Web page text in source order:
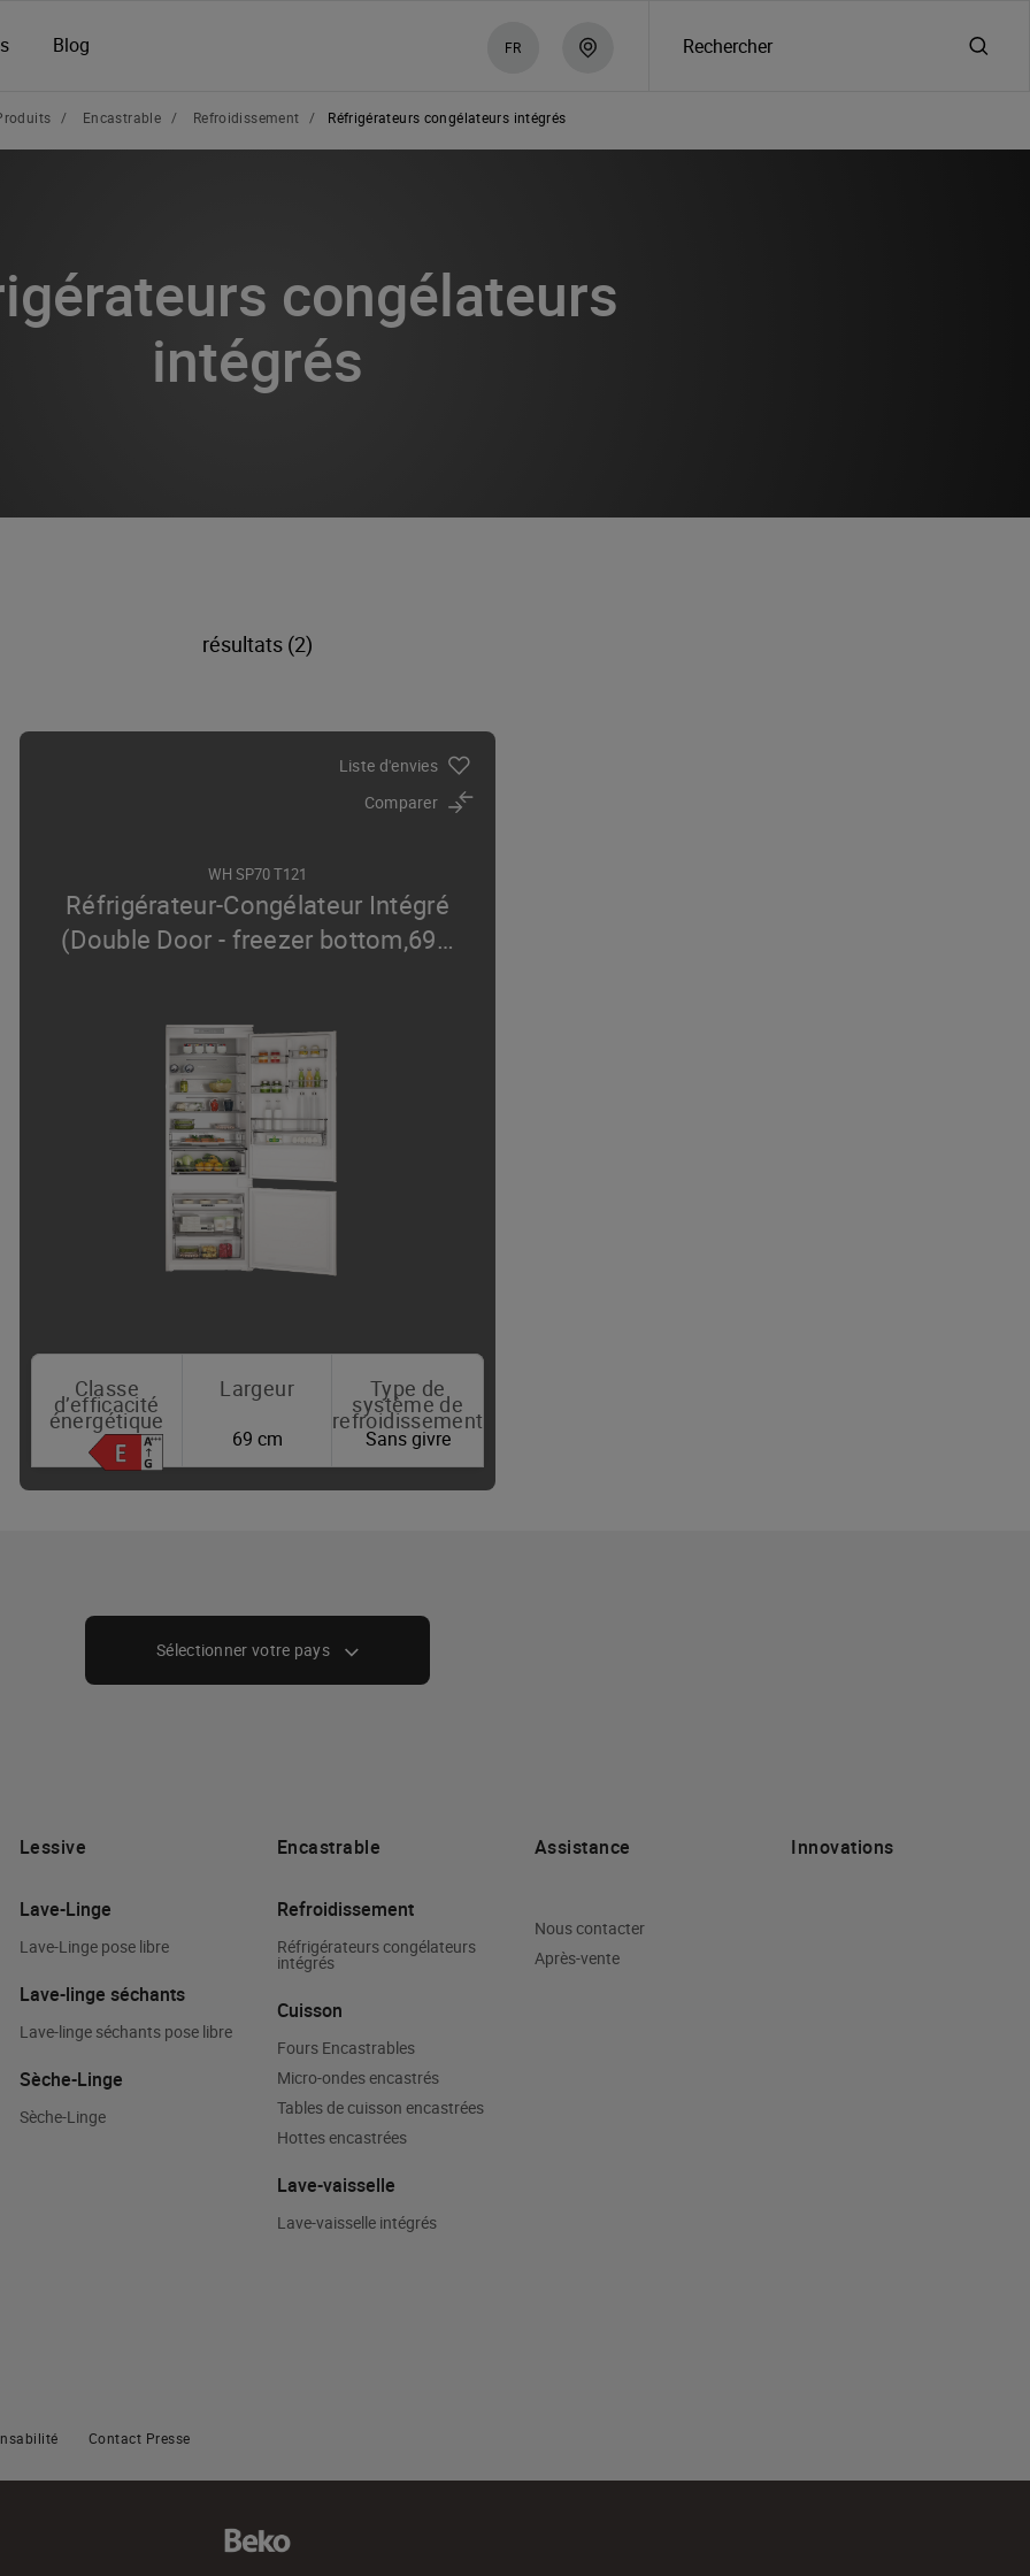
Blog FR Rechercher
/ Encastrable / Refroidissement / Réfrigérateurs congélateurs intégrés
congélateurs
intégrés
résultats (2)
Liste d'envies
Comparer
WH SP70 T121
Réfrigérateur-Congélateur Intégré
(Double Door - freezer bottom,69…
Classe
d’efficacité
énergétique
Largeur
69 cm
Type de
système de
refroidissement
Sans givre
Sélectionner votre pays
Lessive
Lave-Linge
Lave-Linge pose libre
Lave-linge séchants
Lave-linge séchants pose libre
Sèche-Linge
Sèche-Linge
Encastrable
Refroidissement
Réfrigérateurs congélateurs
intégrés
Cuisson
Fours Encastrables
Micro-ondes encastrés
Tables de cuisson encastrées
Hottes encastrées
Lave-vaisselle
Lave-vaisselle intégrés
Assistance
Nous contacter
Après-vente
Innovations
Contact Presse